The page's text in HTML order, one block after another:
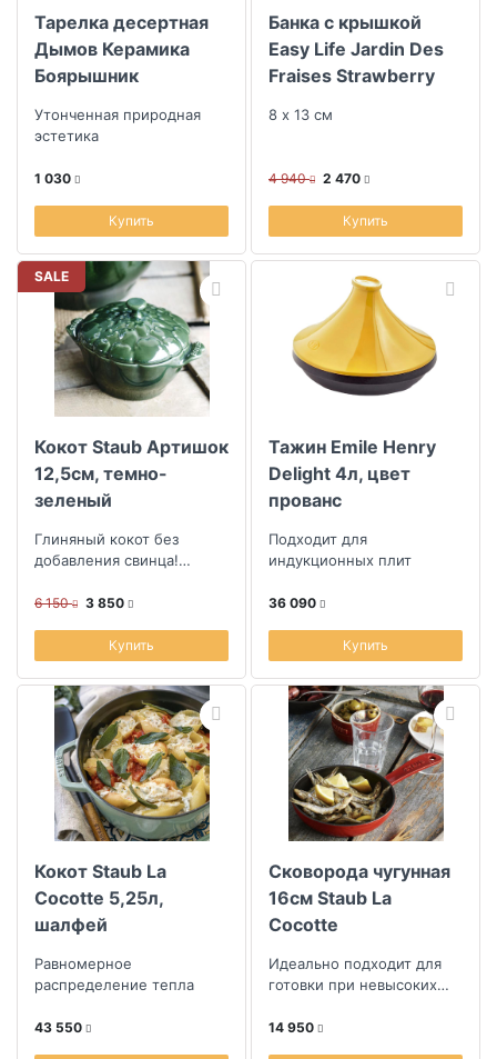
Тарелка десертная
Дымов Керамика
Боярышник
Утонченная природная
эстетика
1 030
Купить
Банка с крышкой
Easy Life Jardin Des
Fraises Strawberry
8 х 13 см
4 940 2 470
Купить
SALE
Кокот Staub Артишок
12,5см, темно-
зеленый
Глиняный кокот без
добавления свинца!
даже в микроволновке и
6 150 3 850
Купить
Тажин Emile Henry
Delight 4л, цвет
прованс
Подходит для
индукционных плит
36 090
Купить
Кокот Staub La
Cocotte 5,25л,
шалфей
Равномерное
распределение тепла
43 550
Сковорода чугунная
16см Staub La
Cocotte
Идеально подходит для
готовки при невысоких
14 950